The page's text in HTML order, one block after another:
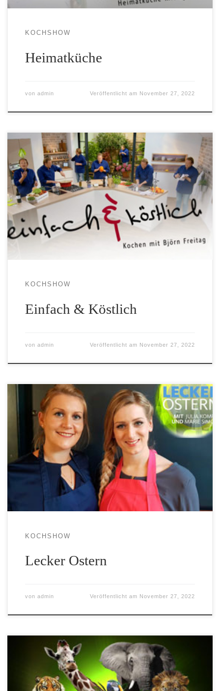
KOCHSHOW
Heimatküche
von admin Veröffentlicht am November 27, 2022
Kochen mit Björn Freitag
KOCHSHOW
Einfach & Köstlich
von admin Veröffentlicht am November 27, 2022
Kochen und Backen mit Julia Komp und Marie Simon
KOCHSHOW
Lecker Ostern
von admin Veröffentlicht am November 27, 2022